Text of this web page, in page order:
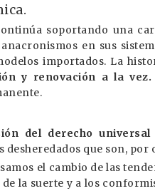
soportando una
en sus
importados. La
y renovación a la vez.
del derecho universal
desheredados que son,
el cambio de las
la suerte y a los